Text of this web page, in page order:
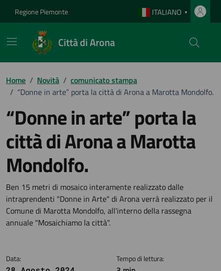
Regione Piemonte ITALIANO ▼
Città di Arona
Home / Novità / comunicato stampa
/ “Donne in arte” porta la città di Arona a Marotta Mondolfo.
“Donne in arte” porta la
città di Arona a Marotta
Mondolfo.
Dettagli della notizia
Ben 15 metri di mosaico interamente realizzato dalle
intraprendenti "Donne in Arte" di Arona verrà realizzato per il
Comune di Marotta Mondolfo, all'interno della rassegna
annuale "Mosaichiamo la città".
Data:
Tempo di lettura: